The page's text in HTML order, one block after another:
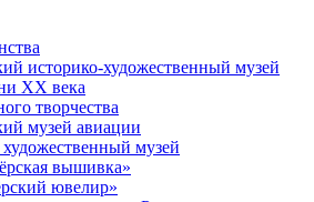
районе
историко-художественный музей
ХХ века
творчества
музей авиации
музей
вышивка»
ювелир»